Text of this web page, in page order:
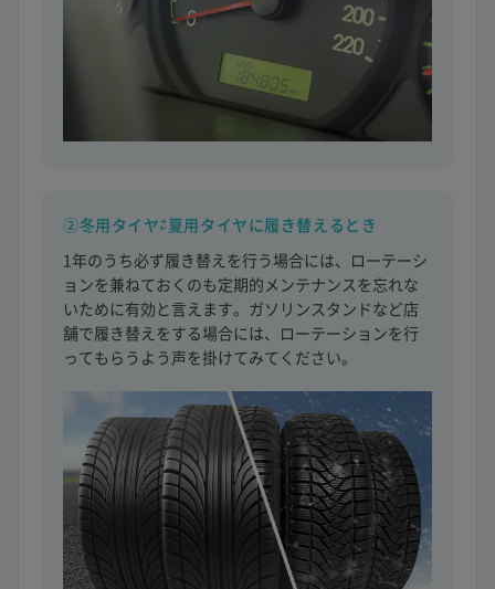
②冬用タイヤ⇄夏用タイヤに履き替えるとき
1年のうち必ず履き替えを行う場合には、ローテーシ
ョンを兼ねておくのも定期的メンテナンスを忘れな
いために有効と言えます。ガソリンスタンドなど店
舗で履き替えをする場合には、ローテーションを行
ってもらうよう声を掛けてみてください。